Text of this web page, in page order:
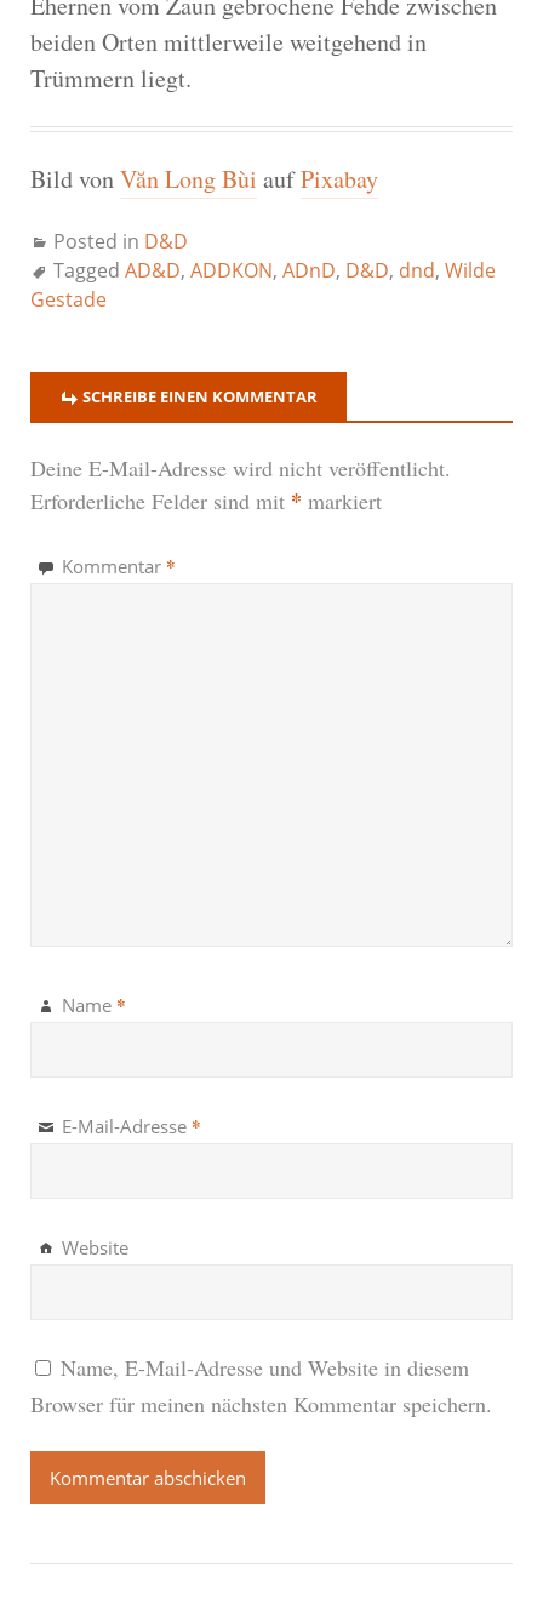
beiden Orten mittlerweile weitgehend in
Trümmern liegt.
Bild vonVăn Long Bùi aufPixabay
Posted in D&D
Tagged AD&D, ADDKON, ADnD, D&D, dnd, Wilde
Gestade
SCHREIBE EINEN KOMMENTAR
Deine E-Mail-Adresse wird nicht veröffentlicht.
Erforderliche Felder sind mit * markiert
Kommentar *
Name *
E-Mail-Adresse *
Website
Name, E-Mail-Adresse und Website in diesem
Browser für meinen nächsten Kommentar speichern.